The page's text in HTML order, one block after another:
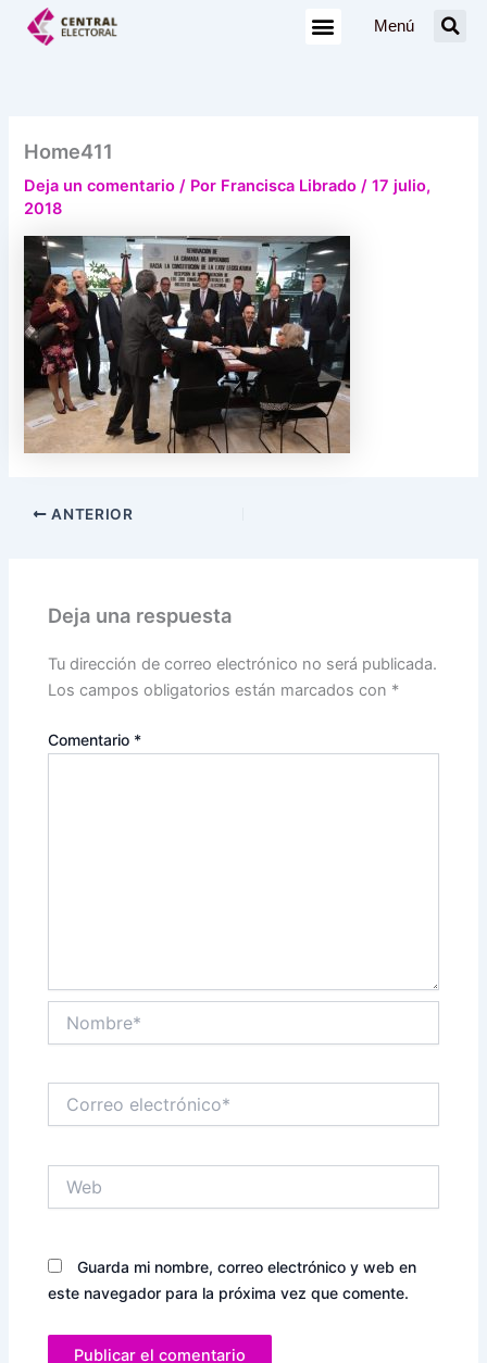
Menú
Home411
Deja un comentario / Por Francisca Librado/17 julio,
2018
ANTERIOR
Deja una respuesta
Tu dirección de correo electrónico no será publicada.
Los campos obligatorios están marcados con *
Comentario *
electrónico*
Guarda mi nombre, correo electrónico y web en
este navegador para la próxima vez que comente.